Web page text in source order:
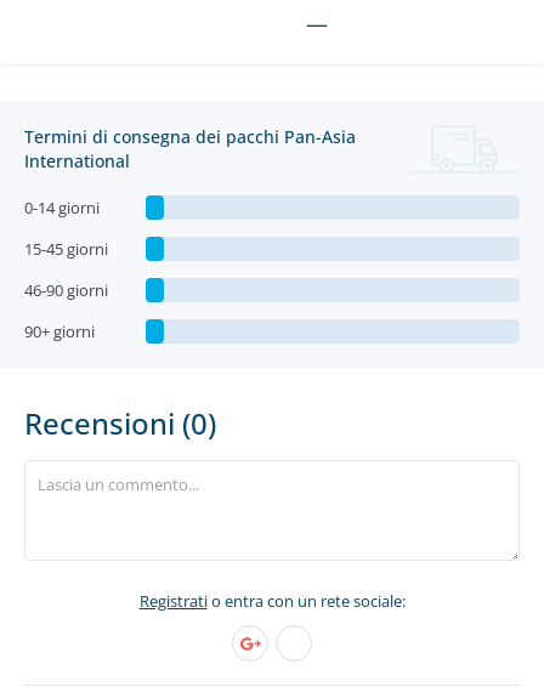
—
Termini di consegna dei pacchi Pan-Asia
International
0-14 giorni
15-45 giorni
46-90 giorni
90+ giorni
Recensioni (0)
Registratio entra con un rete sociale: